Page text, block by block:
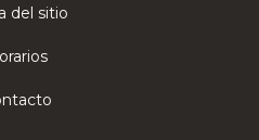
del sitio